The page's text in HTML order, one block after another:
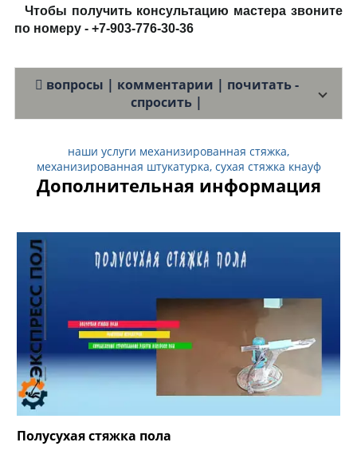
Чтобы получить консультацию мастера звоните
по номеру - +7-903-776-30-36
вопросы | комментарии | почитать -
спросить |
наши услуги механизированная стяжка,
механизированная штукатурка, сухая стяжка кнауф
Дополнительная информация
Полусухая стяжка пола